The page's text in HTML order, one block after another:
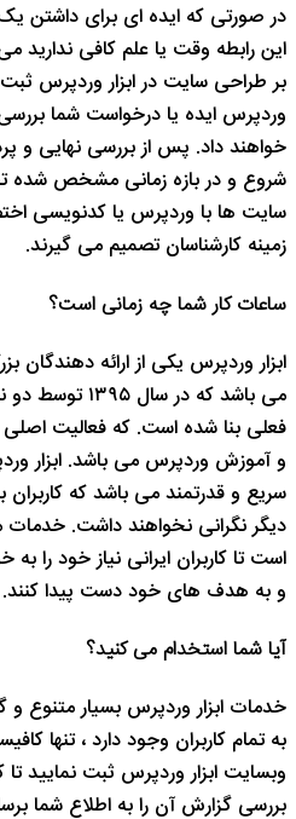
در صورتی که ایده ای برای داشتن
این رابطه وقت یا علم کافی ندارید
بر طراحی سایت در ابزار وردپرس ثبت
وردپرس ایده یا درخواست شما
خواهند داد. پس از بررسی نهایی و
شروع و در بازه زمانی مشخص شده
سایت ها با وردپرس یا کدنویسی
زمینه کارشناسان تصمیم می گیرند.
ساعات کار شما چه زمانی است؟
ابزار وردپرس یکی از ارائه
می باشد که در
فعلی بنا شده است. که فعالیت اصلی
و آموزش وردپرس می باشد. ابزار
سریع و قدرتمند می باشد که
دیگر نگرانی نخواهند داشت. خدمات
است تا کاربران ایرانی نیاز خود را
و به هدف های خود دست پیدا کنند.
آیا شما استخدام می کنید؟
خدمات ابزار وردپرس بسیار متنوع و
به تمام کاربران وجود دارد ، تنها
وبسایت ابزار وردپرس ثبت نمایید
بررسی گزارش آن را به اطلاع شما